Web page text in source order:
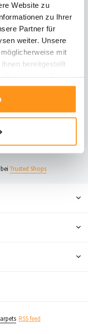
Website zu
zu Ihrer
Partner für
weiter. Unsere
mit
bereitgestellt
Mitarbeiter chatten
Kontakt
bei Trusted Shops
RSS feed